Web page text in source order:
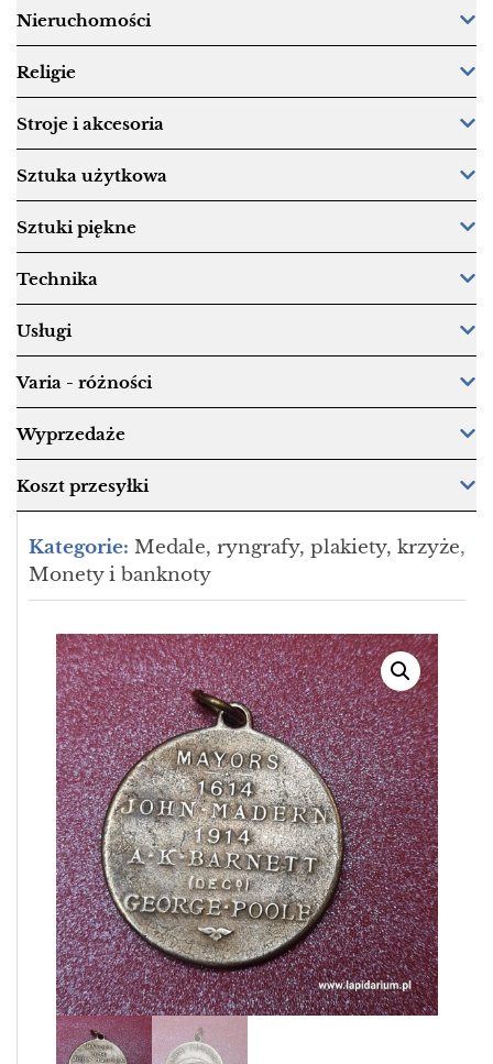
Nieruchomości
Religie
Stroje i akcesoria
Sztuka użytkowa
Sztuki piękne
Technika
Usługi
Varia - różności
Wyprzedaże
Koszt przesyłki
Kategorie: Medale, ryngrafy, plakiety, krzyże,
Monety i banknoty